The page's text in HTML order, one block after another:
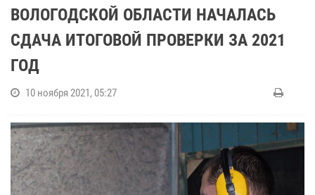
ВОЛОГОДСКОЙ ОБЛАСТИ НАЧАЛАСЬ
СДАЧА ИТОГОВОЙ ПРОВЕРКИ ЗА 2021
ГОД
10 ноября 2021, 05:27